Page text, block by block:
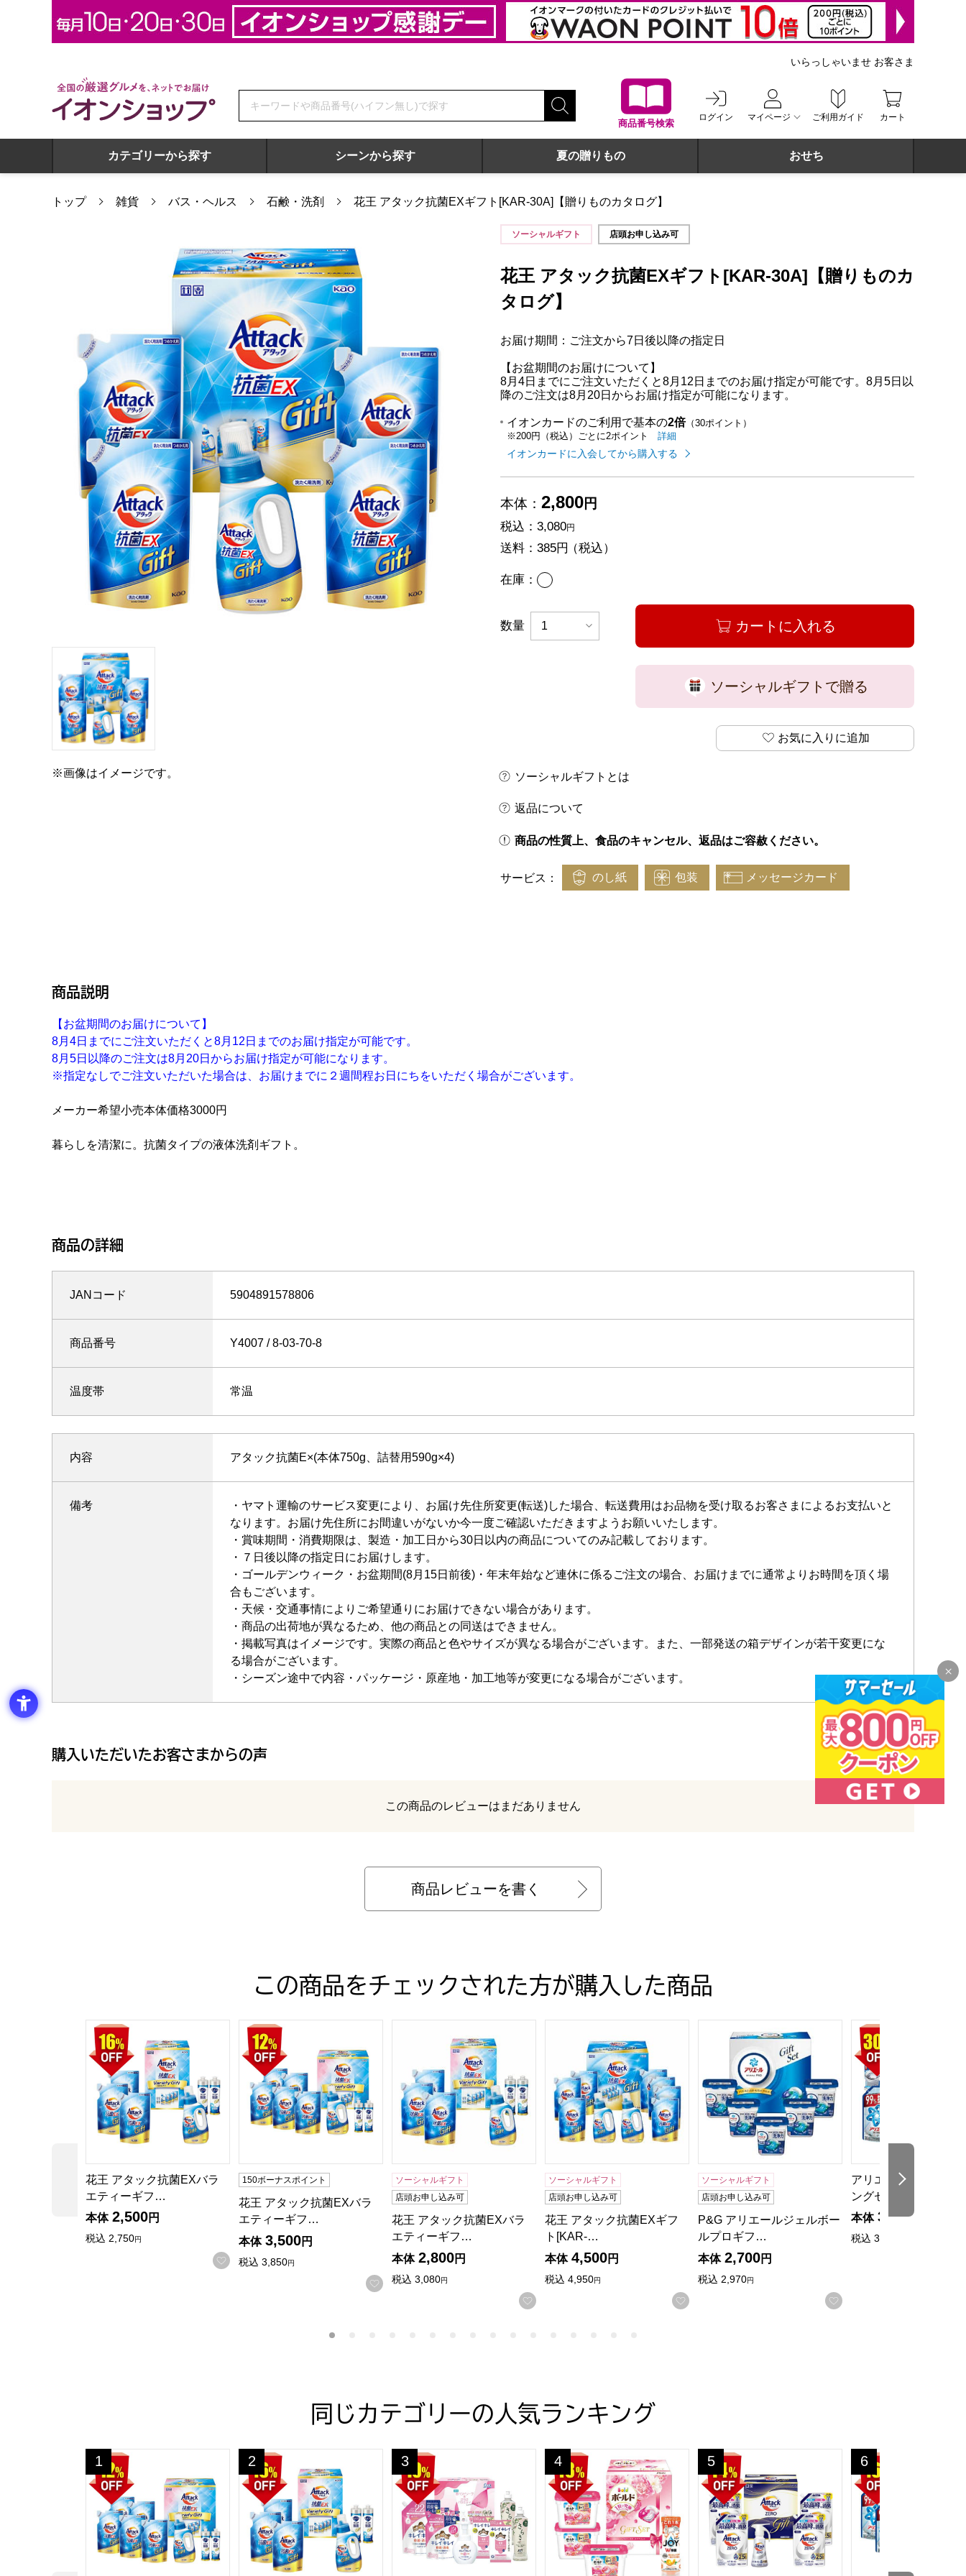
全国の厳選グルメを、ネットでお届け イオンショップ
商品番号検索
ログイン マイページ ご利用ガイド カート
いらっしゃいませ お客さま
カテゴリーから探す シーンから探す 夏の贈りもの おせち
トップ 雑貨 バス・ヘルス 石鹸・洗剤 花王 アタック抗菌EXギフト[KAR-30A]【贈りものカタログ】
※画像はイメージです。
ソーシャルギフト 店頭お申し込み可
花王 アタック抗菌EXギフト[KAR-30A]【贈りものカ
タログ】
お届け期間：ご注文から7日後以降の指定日
【お盆期間のお届けについて】
8月4日までにご注文いただくと8月12日までのお届け指定が可能です。8月5日以
降のご注文は8月20日からお届け指定が可能になります。
イオンカードのご利用で基本の2倍（30ポイント）
※200円（税込）ごとに2ポイント
イオンカードのご利用でたまるポイントの
詳細
イオンカードに入会してから購入する
本体： 2,800円
税込： 3,080円
送料： 385円（税込）
在庫： あり
数量 カートに入れる
ソーシャルギフトで贈る
お気に入りに追加
ソーシャルギフトとは
返品について
商品の性質上、食品のキャンセル、返品はご容赦ください。
サービス： のし紙 包装 メッセージカード
商品説明
【お盆期間のお届けについて】
8月4日までにご注文いただくと8月12日までのお届け指定が可能です。
8月5日以降のご注文は8月20日からお届け指定が可能になります。
※指定なしでご注文いただいた場合は、お届けまでに２週間程お日にちをいただく場合がございます。
メーカー希望小売本体価格3000円
暮らしを清潔に。抗菌タイプの液体洗剤ギフト。
商品の詳細
JANコード 5904891578806
商品番号 Y4007
温度帯 常温
内容 アタック抗菌E×(本体750g、詰替用590g×4)
備考
・ヤマト運輸のサービス変更により、お届け先住所変更(転送)した場合、転送費用はお品物を受け取るお客さまによるお支払いと
なります。お届け先住所にお間違いがないか今一度ご確認いただきますようお願いいたします。
・賞味期間・消費期限は、製造・加工日から30日以内の商品についてのみ記載しております。
・７日後以降の指定日にお届けします。
・ゴールデンウィーク・お盆期間(8月15日前後)・年末年始など連休に係るご注文の場合、お届けまでに通常よりお時間を頂く場
合もございます。
・天候・交通事情によりご希望通りにお届けできない場合があります。
・商品の出荷地が異なるため、他の商品との同送はできません。
・掲載写真はイメージです。実際の商品と色やサイズが異なる場合がございます。また、一部発送の箱デザインが若干変更にな
る場合がございます。
・シーズン途中で内容・パッケージ・原産地・加工地等が変更になる場合がございます。
購入いただいたお客さまからの声
レビュー
この商品のレビューはまだありません
商品レビューを書く
この商品をチェックされた方が購入した商品
前の商品
花王 アタック抗菌EXバラエティーギフト【夏の贈りもの・お中元】[KAU-30A]
花王 アタック抗菌EXバラ
エティーギフ…
本体 2,500円
税込 2,750円
お気に入りに登録する
花王 アタック抗菌EXバラエティーギフト【夏の贈りもの・お中元】[KAU-40A]
150ボーナスポイント
花王 アタック抗菌EXバラ
エティーギフ…
本体 3,500円
税込 3,850円
お気に入りに登録する
ソーシャルギフト
店頭お申し込み可
花王 アタック抗菌EXバラ
エティーギフ…
本体 2,800円
税込 3,080円
お気に入りに登録する
ソーシャルギフト
店頭お申し込み可
花王 アタック抗菌EXギフ
ト[KAR-…
本体 4,500円
税込 4,950円
お気に入りに登録する
P&G アリエールジェルボールプロギフトセット
ソーシャルギフト
店頭お申し込み可
P&G アリエールジェルボー
ルプロギフ…
本体 2,700円
税込 2,970円
お気に入りに登録する
アリエールホームク
アリエールホームク
ングセット【夏…
本体 3,500円
税込 3,850
次の商品
同じカテゴリーの人気ランキング
花王 アタック抗菌EXバラエティーギフト【夏の贈りもの・お中元】[KAU-40A]
1
位
花王 アタック抗菌EXバラエティーギフト【夏の贈りもの・お中元】[KAU-30A]
2
位
薬用泡ハンドソープ＆さらさバラエティ【夏の贈りもの・お中元】[LKK-30R]
3
位
P&G ボールドジェルボールギフトセット【夏の贈りもの・お中元】[PGJB-30G]
4
位
花王 アタックZEROワンハンドギフト【夏の贈り
5
位
P&G アリエール液
6
位